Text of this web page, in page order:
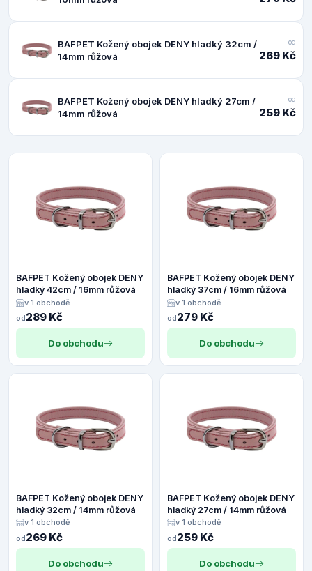
BAFPET Kožený obojek DENY hladký 32cm /
14mm růžová
od
269 Kč
BAFPET Kožený obojek DENY hladký 27cm /
14mm růžová
od
259 Kč
BAFPET Kožený obojek DENY
hladký 42cm / 16mm růžová
v 1 obchodě
od289 Kč
Do obchodu
BAFPET Kožený obojek DENY
hladký 37cm / 16mm růžová
v 1 obchodě
od279 Kč
Do obchodu
BAFPET Kožený obojek DENY
hladký 32cm / 14mm růžová
v 1 obchodě
od269 Kč
Do obchodu
BAFPET Kožený obojek DENY
hladký 27cm / 14mm růžová
v 1 obchodě
od259 Kč
Do obchodu